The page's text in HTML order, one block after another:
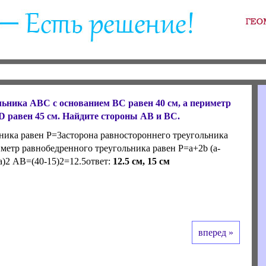
АВС с основанием ВС равен 40 см, а периметр
равен 45 см. Найдите стороны АВ и ВС.
равен Р=3асторона равностороннего треугольника
равнобедренного треугольника равен P=a+2b (a-
AB=(40-15)2=12.5ответ: 12.5 см, 15 см
вперед »